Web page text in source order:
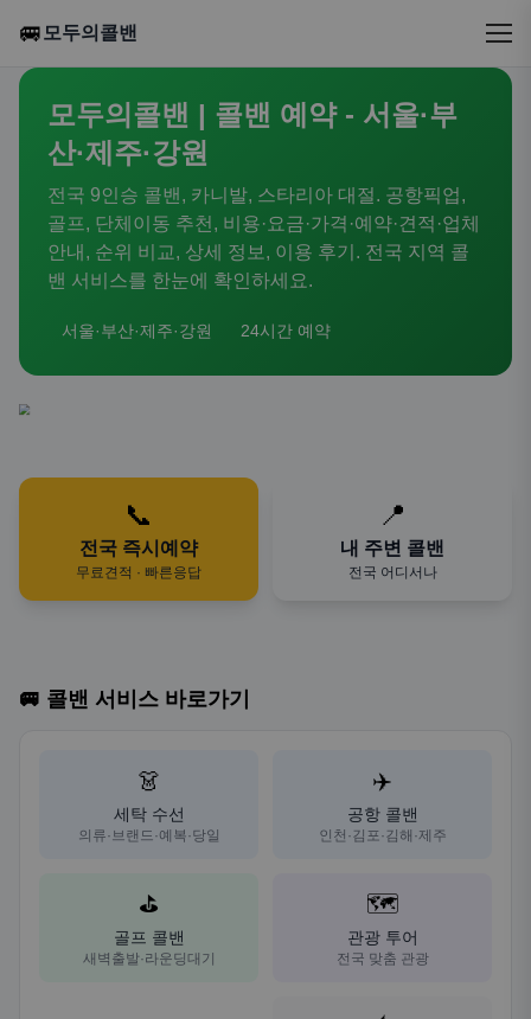
🚐 모두의콜밴
모두의콜밴 | 콜밴 예약 - 서울·부
산·제주·강원
전국 9인승 콜밴, 카니발, 스타리아 대절. 공항픽업,
골프, 단체이동 추천, 비용·요금·가격·예약·견적·업체
안내, 순위 비교, 상세 정보, 이용 후기. 전국 지역 콜
밴 서비스를 한눈에 확인하세요.
서울·부산·제주·강원 24시간 예약
📞
전국 즉시예약
무료견적 · 빠른응답
📍
내 주변 콜밴
전국 어디서나
🚐 콜밴 서비스 바로가기
👗
세탁 수선
의류·브랜드·예복·당일
✈️
공항 콜밴
인천·김포·김해·제주
⛳
골프 콜밴
새벽출발·라운딩대기
🗺️
관광 투어
전국 맞춤 관광